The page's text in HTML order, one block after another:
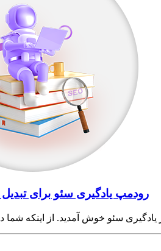
رودمپ یادگیری سئو برای